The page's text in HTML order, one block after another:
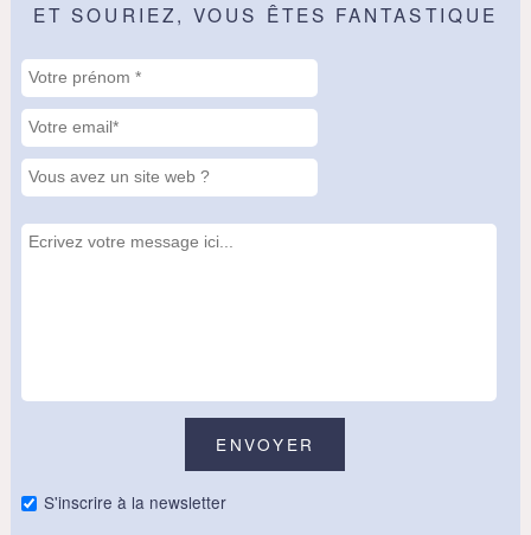
ET SOURIEZ, VOUS ÊTES FANTASTIQUE
S'inscrire à la newsletter